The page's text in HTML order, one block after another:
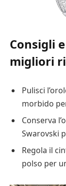
Consigli
migliori
Pulisci
morbido
Conserva
Swarovski
Regola il
polso per